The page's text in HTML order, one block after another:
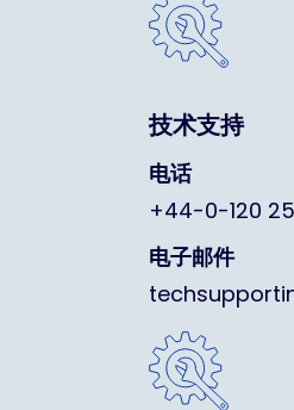
技术支持
电话
+44-0-120 257
电子邮件